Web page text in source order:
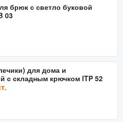
брюк с светло буковой
03
для дома и
с складным крючком lTP 52